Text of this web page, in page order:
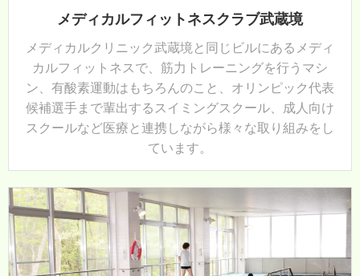
メディカルフィットネスクラブ武蔵境
メディカルクリニック武蔵境と同じビルにあるメディ
カルフィットネスで、筋力トレーニングを行うマシ
ン、有酸素運動はもちろんのこと、オリンピック代表
候補選手まで輩出するスイミングスクール、成人向け
スクールなど医療と連携しながら様々な取り組みをし
ています。